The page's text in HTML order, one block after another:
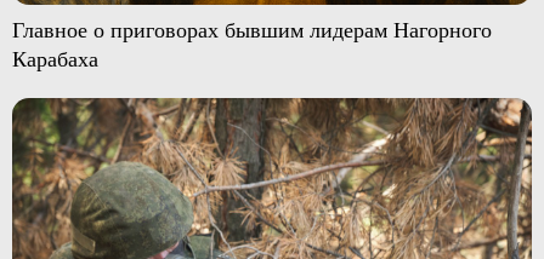
Главное о приговорах бывшим лидерам Нагорного
Карабаха